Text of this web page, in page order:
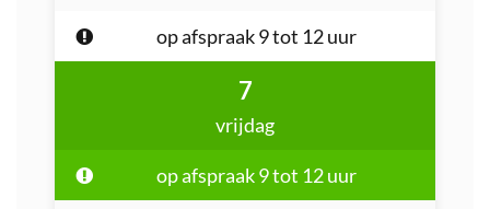
op afspraak9tot 12uur
vrijdag
7
op afspraak9tot 12uur